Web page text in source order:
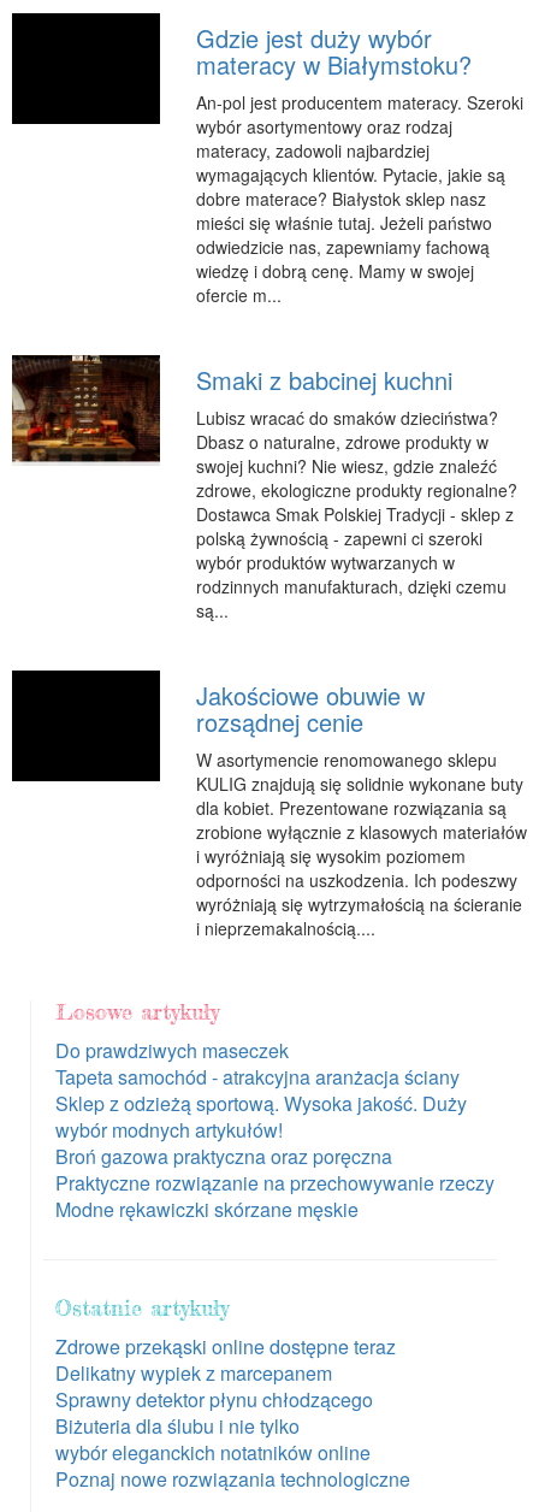
Dietetyka, Odchudzanie
Salony Kosmetyczne
Sprzęt Medyczny
Oprogramowanie
Gdzie jest duży wybór
materacy w Białymstoku?
An-pol jest producentem materacy. Szeroki
wybór asortymentowy oraz rodzaj
materacy, zadowoli najbardziej
wymagających klientów. Pytacie, jakie są
dobre materace? Białystok sklep nasz
mieści się właśnie tutaj. Jeżeli państwo
odwiedzicie nas, zapewniamy fachową
wiedzę i dobrą cenę. Mamy w swojej
ofercie m...
Smaki z babcinej kuchni
Lubisz wracać do smaków dzieciństwa?
Dbasz o naturalne, zdrowe produkty w
swojej kuchni? Nie wiesz, gdzie znaleźć
zdrowe, ekologiczne produkty regionalne?
Dostawca Smak Polskiej Tradycji - sklep z
polską żywnością - zapewni ci szeroki
wybór produktów wytwarzanych w
rodzinnych manufakturach, dzięki czemu
są...
Jakościowe obuwie w
rozsądnej cenie
W asortymencie renomowanego sklepu
KULIG znajdują się solidnie wykonane buty
dla kobiet. Prezentowane rozwiązania są
zrobione wyłącznie z klasowych materiałów
i wyróżniają się wysokim poziomem
odporności na uszkodzenia. Ich podeszwy
wyróżniają się wytrzymałością na ścieranie
i nieprzemakalnością....
Losowe artykuły
Do prawdziwych maseczek
Tapeta samochód - atrakcyjna aranżacja ściany
Sklep z odzieżą sportową. Wysoka jakość. Duży
wybór modnych artykułów!
Broń gazowa praktyczna oraz poręczna
Praktyczne rozwiązanie na przechowywanie rzeczy
Modne rękawiczki skórzane męskie
Ostatnie artykuły
Zdrowe przekąski online dostępne teraz
Delikatny wypiek z marcepanem
Sprawny detektor płynu chłodzącego
Biżuteria dla ślubu i nie tylko
wybór eleganckich notatników online
Poznaj nowe rozwiązania technologiczne